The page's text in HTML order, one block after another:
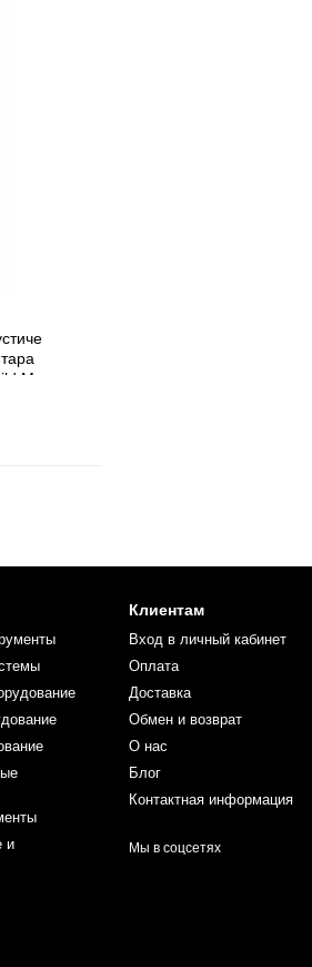
и
Клиентам
Вход в личный кабинет
Оплата
Доставка
Обмен и возврат
О нас
Блог
Контактная информация
Мы в соцсетях